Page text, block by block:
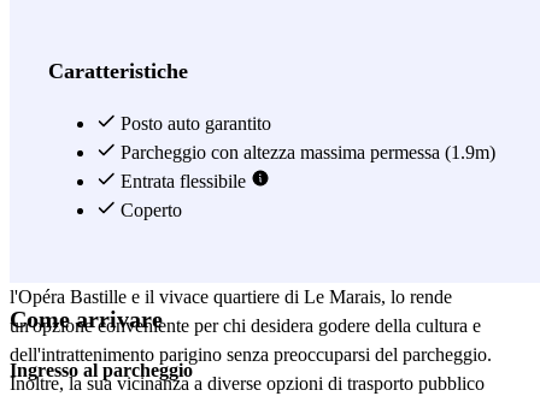
auto che garantiscono comfort e spazio sufficiente per qualsiasi tipo
sorveglianza attivi 24 ore su 24 che offrono tranquillità a tutti gli
utenti. La facilità di accesso è un altro dei suoi punti di forza,
permettendo un'entrata e un'uscita rapide e senza complicazioni. Il
parcheggio Paris - Bastille - Voltaire
l'Opéra Bastille e il vivace quartiere di Le Marais, lo rende
un'opzione conveniente per chi desidera godere della cultura e
dell'intrattenimento parigino senza preoccuparsi del parcheggio.
Inoltre, la sua vicinanza a diverse opzioni di trasporto pubblico
Caratteristiche
Posto auto garantito
Parcheggio con altezza massima permessa (1.9m)
Entrata flessibile
Coperto
Come arrivare
Ingresso al parcheggio